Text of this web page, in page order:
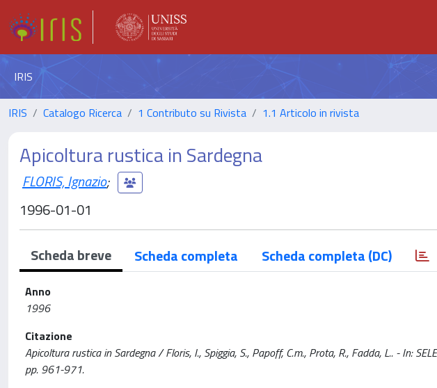
IRIS
IRIS Catalogo Ricerca 1 Contributo su Rivista 1.1 Articolo in rivista
Apicoltura rustica in Sardegna
FLORIS, Ignazio;
1996-01-01
Scheda breve Scheda completa Scheda completa (DC)
Anno
1996
Citazione
Apicoltura rustica in Sardegna / Floris, I., Spiggia, S., Papoff, C.m., Prota, R., Fadda, L.. - In:
pp. 961-971.